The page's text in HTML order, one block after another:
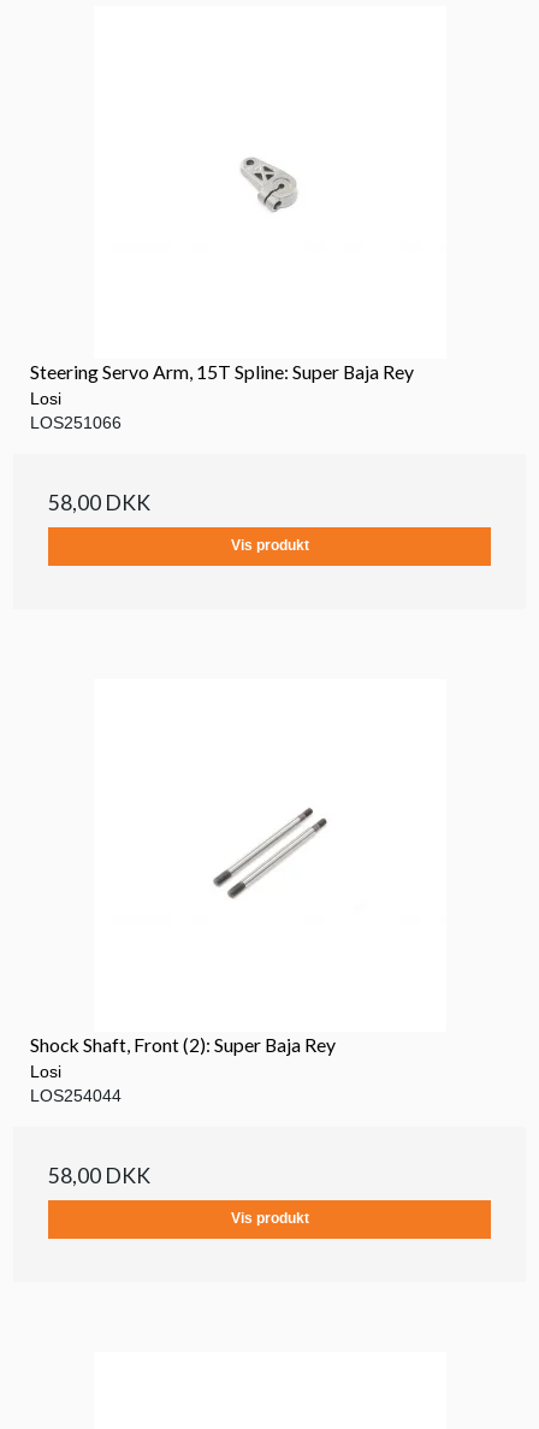
Steering Servo Arm, 15T Spline: Super Baja Rey
Losi
LOS251066
58,00 DKK
Vis produkt
Shock Shaft, Front (2): Super Baja Rey
Losi
LOS254044
58,00 DKK
Vis produkt